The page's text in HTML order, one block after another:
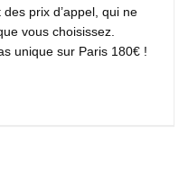
prix d’appel, qui ne
vous choisissez.
unique sur Paris 180€ !